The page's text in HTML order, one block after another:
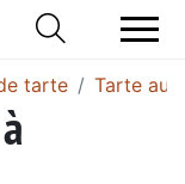
tarte Tarte aux